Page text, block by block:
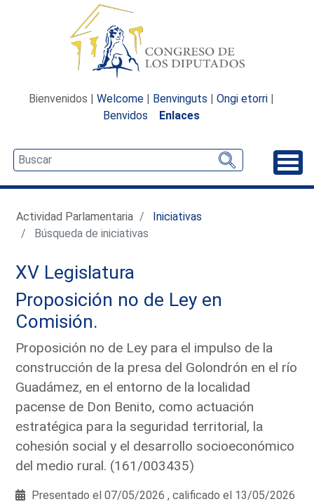
Bienvenidos | Welcome | Benvinguts | Ongi etorri |
Benvidos
Enlaces
Actividad Parlamentaria
Iniciativas
Búsqueda de iniciativas
XV Legislatura
Proposición no de Ley en
Comisión.
Proposición no de Ley para el impulso de la
construcción de la presa del Golondrón en el río
Guadámez, en el entorno de la localidad
pacense de Don Benito, como actuación
estratégica para la seguridad territorial, la
cohesión social y el desarrollo socioeconómico
del medio rural. (161/003435)
Presentado el 07/05/2026 , calificado el 13/05/2026